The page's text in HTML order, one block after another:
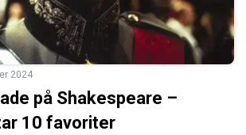
2024
på Shakespeare –
10 favoriter